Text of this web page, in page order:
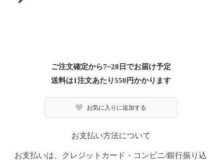
ご注文確定から7~28日でお届け予定
送料は1注文あたり550 円かかります
お気に入りに追加する
お支払い方法について
お支払いは、クレジットカード・コンビニ/銀行振り込